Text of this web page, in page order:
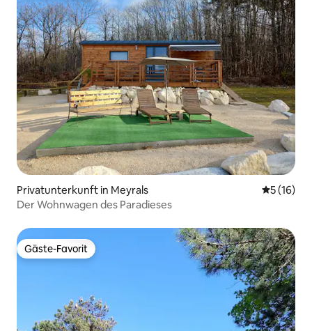
Privatunterkunft in Meyrals
5 (16)
Der Wohnwagen des Paradieses
Gäste-Favorit
Gäste-Favorit